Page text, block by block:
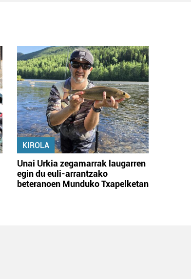
KIROLA
Unai Urkia zegamarrak laugarren
egin du euli-arrantzako
beteranoen Munduko Txapelketan